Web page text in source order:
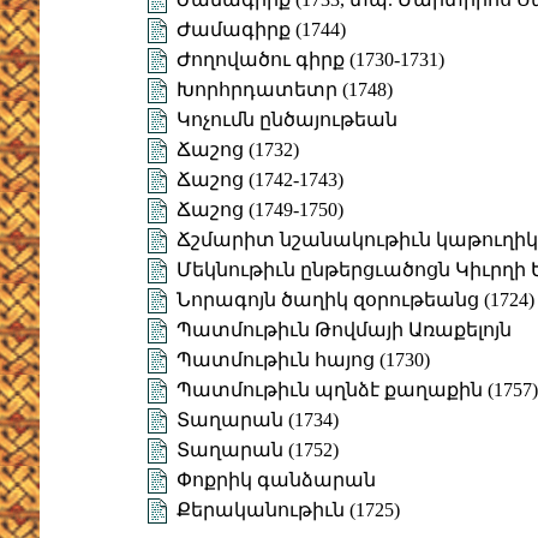
Ժամագիրք (1744)
Ժողովածու գիրք (1730-1731)
Խորհրդատետր (1748)
Կոչումն ընծայութեան
Ճաշոց (1732)
Ճաշոց (1742-1743)
Ճաշոց (1749-1750)
Ճշմարիտ նշանակութիւն
Մեկնութիւն ընթերցւածոցն Կիւրղի
Նորագոյն ծաղիկ զօրութեանց (1724)
Պատմութիւն Թովմայի Առաքելոյն
Պատմութիւն հայոց (1730)
Պատմութիւն պղնձէ քաղաքին (1757)
Տաղարան (1734)
Տաղարան (1752)
Փոքրիկ գանձարան
Քերականութիւն (1725)